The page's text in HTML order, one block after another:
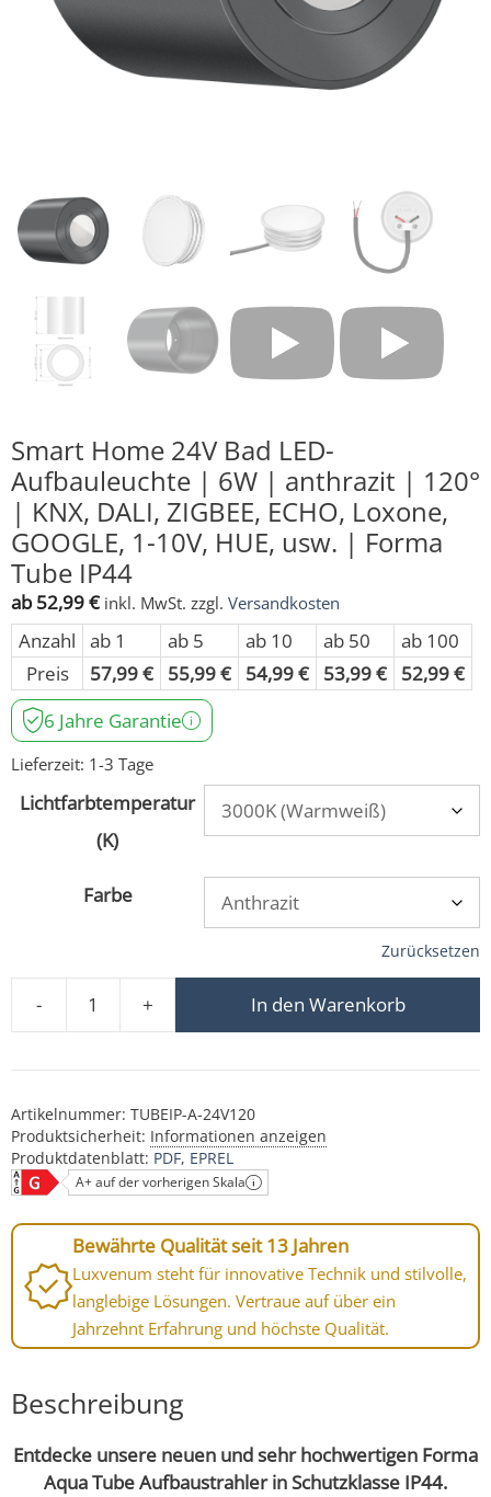
Smart Home 24V Bad LED-
Aufbauleuchte | 6W | anthrazit | 120°
| KNX, DALI, ZIGBEE, ECHO, Loxone,
GOOGLE, 1-10V, HUE, usw. | Forma
Tube IP44
ab52,99€ inkl. MwSt. zzgl. Versandkosten
Anzahl ab 1 ab 5 ab 10 ab 50
ab 100
Preis
57,99€ 55,99€ 54,99€ 53,99€ 52,99€
6 Jahre Garantie
Lieferzeit: 1-3 Tage
Lichtfarbtemperatur
(K)
Farbe
Zurücksetzen
-
Smart Home 24V Bad LED-Aufbauleuchte | 6W |
+ In den Warenkorb
Artikelnummer: TUBEIP-A-24V120
Produktsicherheit: Informationen anzeigen
Produktdatenblatt: PDF EPREL
A+ auf der vorherigen Skala
Bewährte Qualität seit 13 Jahren
Luxvenum steht für innovative Technik und stilvolle,
langlebige Lösungen. Vertraue auf über ein
Jahrzehnt Erfahrung und höchste Qualität.
Beschreibung
Entdecke unsere neuen und sehr hochwertigen Forma
Aqua Tube Aufbaustrahler in Schutzklasse IP44.